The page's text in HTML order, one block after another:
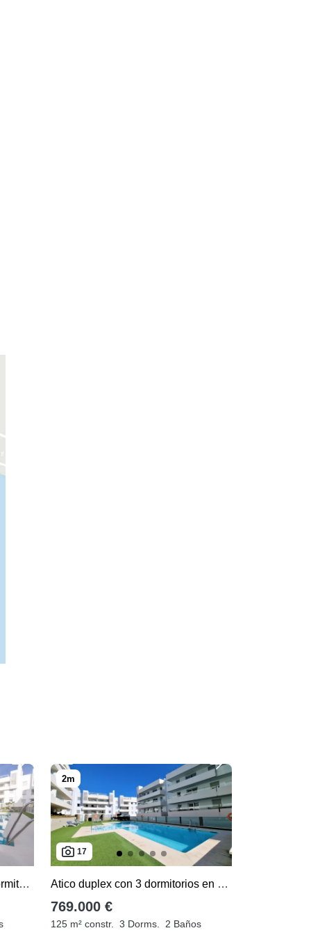
Apartamento en venta de 3 dormitorios en San Pedro Playa
17
Atico duplex con 3 dormitorios en venta en San Pedro Playa
769.000 €
125 m² constr. 3 Dorms. 2 Baños